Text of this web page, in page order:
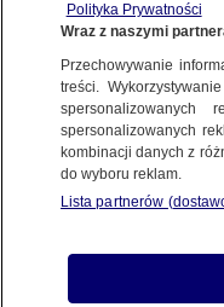
W palmiarni
Oprac.Svitlana
5.07.2026, 11:54
Posłuchaj
Czyta lektor AI
Polityka Prywatności
Wraz z naszymi
Przechowywanie
treści.
spersonalizowanych
kombinacji danych z
do wyboru reklam.
Lista partnerów